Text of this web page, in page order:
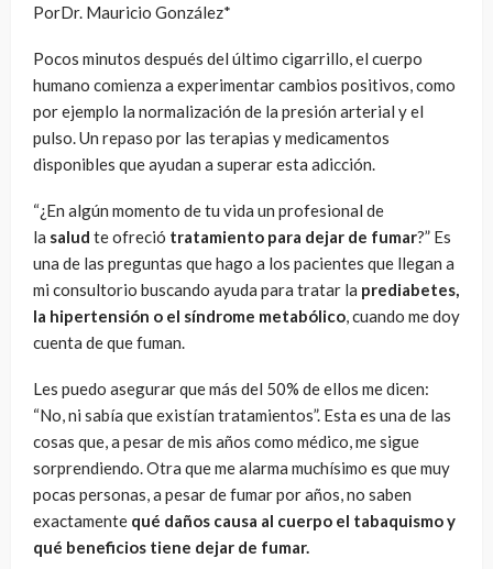
PorDr. Mauricio González*
Pocos minutos después del último cigarrillo, el cuerpo
humano comienza a experimentar cambios positivos, como
por ejemplo la normalización de la presión arterial y el
pulso. Un repaso por las terapias y medicamentos
disponibles que ayudan a superar esta adicción.
“¿En algún momento de tu vida un profesional de
la salud te ofreció tratamiento para dejar de fumar?” Es
una de las preguntas que hago a los pacientes que llegan a
mi consultorio buscando ayuda para tratar la prediabetes,
la hipertensión o el síndrome metabólico, cuando me doy
cuenta de que fuman.
Les puedo asegurar que más del 50% de ellos me dicen:
“No, ni sabía que existían tratamientos”. Esta es una de las
cosas que, a pesar de mis años como médico, me sigue
sorprendiendo. Otra que me alarma muchísimo es que muy
pocas personas, a pesar de fumar por años, no saben
exactamente qué daños causa al cuerpo el tabaquismo y
qué beneficios tiene dejar de fumar.